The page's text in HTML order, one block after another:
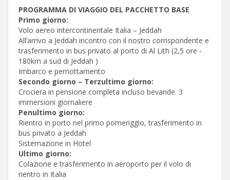
PROGRAMMA DI VIAGGIO DEL PACCHETTO BASE
Primo giorno:
Volo aereo intercontinentale Italia – Jeddah
All’arrivo a Jeddah incontro con il nostro corrispondente e
trasferimento in bus privato al porto di Al Lith (2,5 ore -
180km a sud di Jeddah )
Imbarco e pernottamento
Secondo giorno – Terzultimo giorno:
Crociera in pensione completa incluso bevande. 3
immersioni giornaliere
Penultimo giorno:
Rientro in porto nel primo pomeriggio, trasferimento in
bus privato a Jeddah
Sistemazione in Hotel
Ultimo giorno:
Colazione e trasferimento in aeroporto per il volo di
rientro in Italia